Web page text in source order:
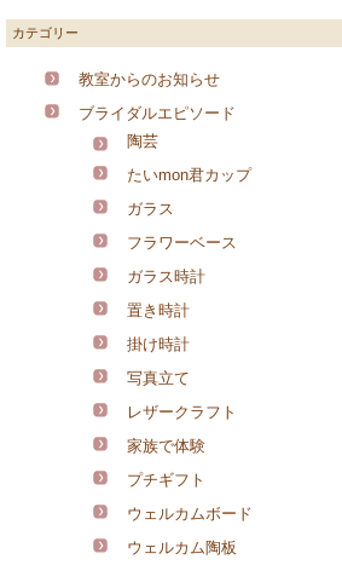
カテゴリー
教室からのお知らせ
ブライダルエピソード
陶芸
たいmon君カップ
ガラス
フラワーベース
ガラス時計
置き時計
掛け時計
写真立て
レザークラフト
家族で体験
プチギフト
ウェルカムボード
ウェルカム陶板